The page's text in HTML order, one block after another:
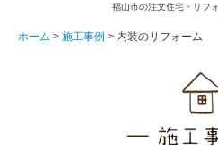
健康について
福山市の注文住宅・リフ
ホーム 施工事例 内装のリフォーム